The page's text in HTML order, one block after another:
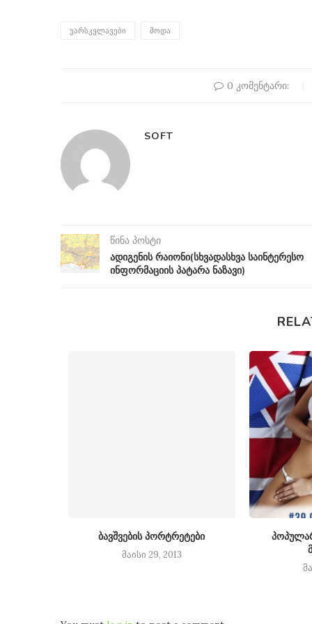
ᲕᲐᲠᲡᲙᲕᲚᲐᲕᲔᲑᲘ ᲛᲝᲓᲐ
0 კომენტარი:
SOFT
წინა პოსტი
ადიგენის რაიონი(სხვადასხვა საინტერესო
ინფორმაციის პატარა ნაზავი)
ბავშვების პორტრეტები
მაისი 29, 2013